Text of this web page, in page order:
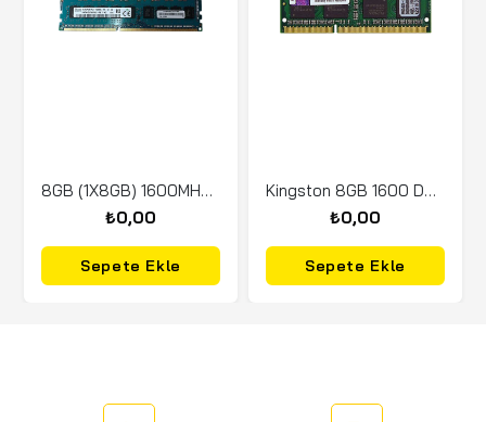
8GB (1X8GB) 1600MHZ PC3 12800MHZ ECC DUAL MEMORY
₺0,00
Sepete Ekle
Kingston 8GB 1600 DDR3 KVR16S11/8WP (NB) 1.5V
₺0,00
Sepete Ekle